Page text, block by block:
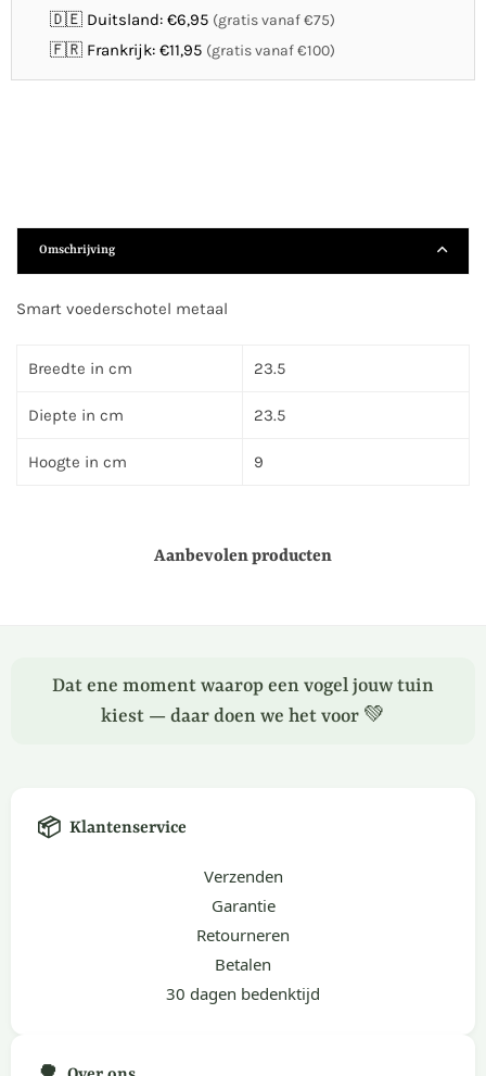
🇩🇪 Duitsland: €6,95 (gratis vanaf €75)
🇫🇷 Frankrijk: €11,95 (gratis vanaf €100)
Omschrijving
Smart voederschotel metaal
Breedte in cm 23.5
Diepte in cm 23.5
Hoogte in cm 9
Aanbevolen producten
Dat ene moment waarop een vogel jouw tuin
kiest — daar doen we het voor 💚
📦 Klantenservice
Verzenden
Garantie
Retourneren
Betalen
30 dagen bedenktijd